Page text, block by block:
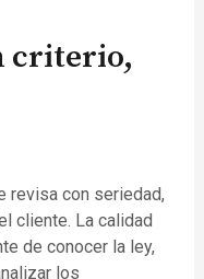
criterio,
revisa con seriedad,
cliente. La calidad
de conocer la ley,
los